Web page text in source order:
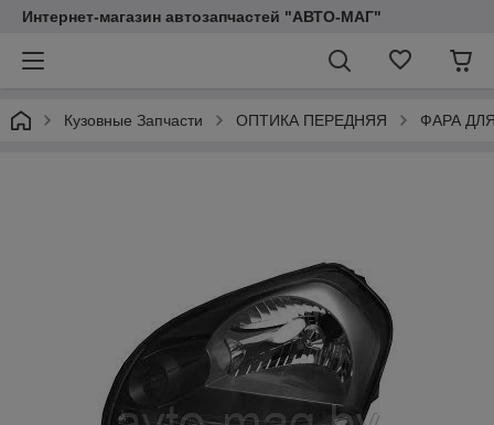
Интернет-магазин автозапчастей "АВТО-МАГ"
Кузовные Запчасти ОПТИКА ПЕРЕДНЯЯ ФАРА